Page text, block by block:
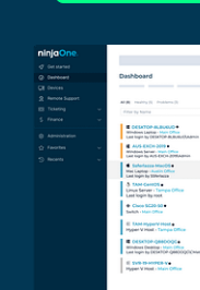
Geen